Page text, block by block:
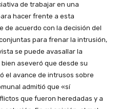
de trabajar en una
hacer frente a esta
de acuerdo con la decisión del
para frenar la intrusión,
se puede avasallar la
aseveró que desde su
el avance de intrusos sobre
admitió que «sí
que fueron heredadas y a